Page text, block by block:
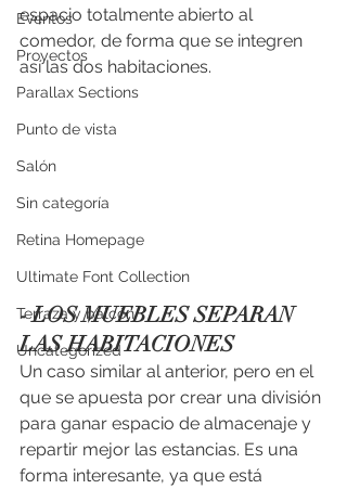
Eventos
Proyectos
Parallax Sections
Punto de vista
Salón
Sin categoría
Retina Homepage
Ultimate Font Collection
Terraza y balcón
Uncategorized
espacio totalmente abierto al
comedor, de forma que se integren
así las dos habitaciones.
- LOS MUEBLES SEPARAN
LAS HABITACIONES
Un caso similar al anterior, pero en el
que se apuesta por crear una división
para ganar espacio de almacenaje y
repartir mejor las estancias. Es una
forma interesante, ya que está